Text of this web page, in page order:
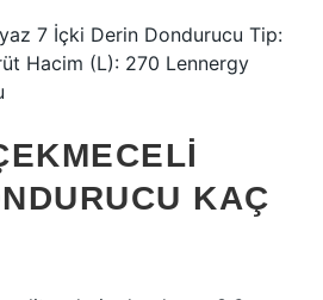
7 İçki Derin Dondurucu Tip:
Hacim (L): 270 Lennergy
KAÇ